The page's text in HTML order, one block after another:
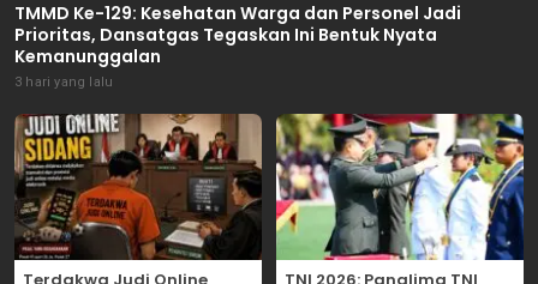
TMMD Ke-129: Kesehatan Warga dan Personel Jadi
Prioritas, Dansatgas Tegaskan Ini Bentuk Nyata
Kemanunggalan
3 hari yang lalu